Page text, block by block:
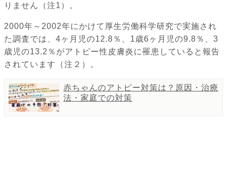
りません（注1）。
2000年～2002年にかけて厚生労働科学研究で実施され
た調査では、4ヶ月児の12.8％、1歳6ヶ月児の9.8％、3
歳児の13.2％がアトピー性皮膚炎に罹患していると報告
されています（注２）。
赤ちゃんのアトピー対策は？原因・治療
法・家庭での対策